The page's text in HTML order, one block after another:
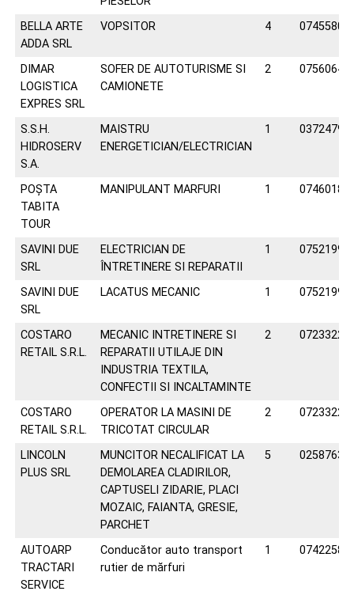
BELLA ARTE
ADDA SRL
VOPSITOR 4
DIMAR
LOGISTICA
EXPRES SRL
SOFER DE AUTOTURISME SI
CAMIONETE
2
S.S.H.
HIDROSERV
S.A.
MAISTRU
ENERGETICIAN/ELECTRICIAN
1
POȘTA
TABITA
TOUR
MANIPULANT MARFURI 1
SAVINI DUE
SRL
ELECTRICIAN DE
ÎNTRETINERE SI REPARATII
1
SAVINI DUE
SRL
LACATUS MECANIC 1
COSTARO
RETAIL S.R.L.
MECANIC INTRETINERE SI
REPARATII UTILAJE DIN
INDUSTRIA TEXTILA,
CONFECTII SI INCALTAMINTE
2
COSTARO
RETAIL S.R.L.
OPERATOR LA MASINI DE
TRICOTAT CIRCULAR
2
LINCOLN
PLUS SRL
MUNCITOR NECALIFICAT LA
DEMOLAREA CLADIRILOR,
CAPTUSELI ZIDARIE, PLACI
MOZAIC, FAIANTA, GRESIE,
PARCHET
5
AUTOARP
TRACTARI
SERVICE
Conducător auto transport
rutier de mărfuri
1